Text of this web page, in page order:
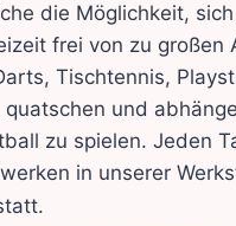
die Möglichkeit,
frei von zu großen
Tischtennis,
und
zu spielen. Jeden
in unserer